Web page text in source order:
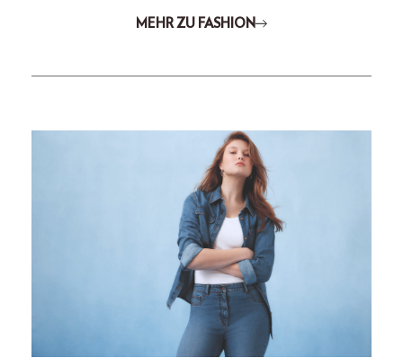
MEHR ZU FASHION